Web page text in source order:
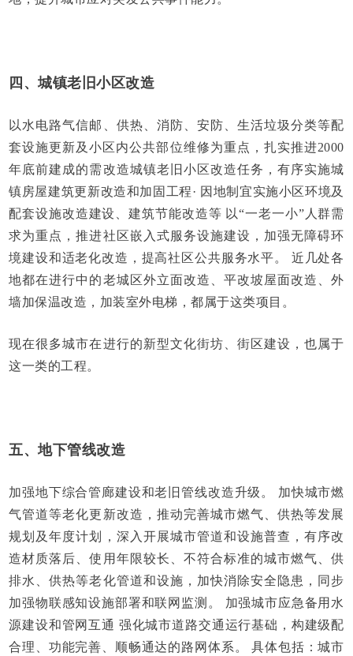
四、城镇老旧小区改造
以水电路气信邮、供热、消防、安防、生活垃圾分类等配
套设施更新及小区内公共部位维修为重点，扎实推进2000
年底前建成的需改造城镇老旧小区改造任务，有序实施城
镇房屋建筑更新改造和加固工程· 因地制宜实施小区环境及
配套设施改造建设、建筑节能改造等 以“一老一小”人群需
求为重点，推进社区嵌入式服务设施建设，加强无障碍环
境建设和适老化改造，提高社区公共服务水平。 近几处各
地都在进行中的老城区外立面改造、平改坡屋面改造、外
墙加保温改造，加装室外电梯，都属于这类项目。
现在很多城市在进行的新型文化街坊、街区建设，也属于
这一类的工程。
五、地下管线改造
加强地下综合管廊建设和老旧管线改造升级。 加快城市燃
气管道等老化更新改造，推动完善城市燃气、供热等发展
规划及年度计划，深入开展城市管道和设施普查，有序改
造材质落后、使用年限较长、不符合标准的城市燃气、供
排水、供热等老化管道和设施，加快消除安全隐患，同步
加强物联感知设施部署和联网监测。 加强城市应急备用水
源建设和管网互通 强化城市道路交通运行基础，构建级配
合理、功能完善、顺畅通达的路网体系。 具体包括：城市